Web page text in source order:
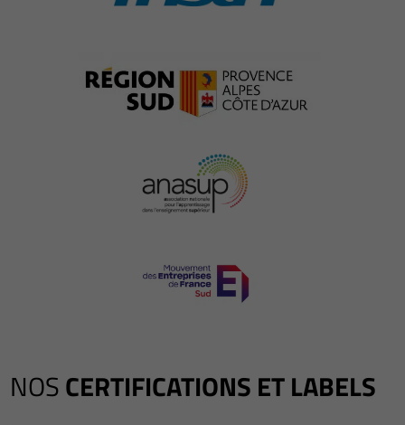
NOSCERTIFICATIONS ET LABELS